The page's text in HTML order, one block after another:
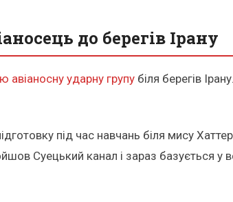
до берегів Ірану
авіаносну ударну групу біля берегів
під час навчань біля мису
Суецький канал і зараз базується у